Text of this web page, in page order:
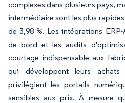
complexes dans plusieurs pays,
intermédiaire sont les plus
de 3,98 %. Les intégrations
de bord et les audits
courtage indispensable aux
qui développent leurs achats
privilégient les portails
sensibles aux prix. À mesure